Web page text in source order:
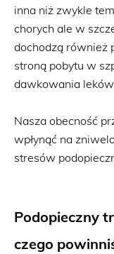
inna niż zwykle
chorych ale w
dochodzą również
stroną pobytu w
dawkowania
Nasza obecność
wpłynąć na
stresów
Podopieczny
czego